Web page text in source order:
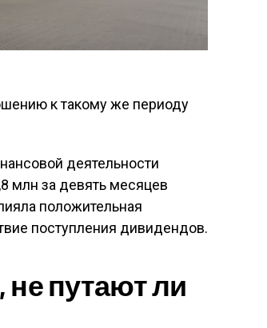
к такому же периоду
деятельности
млн за девять месяцев
положительная
поступления дивидендов.
не путают ли